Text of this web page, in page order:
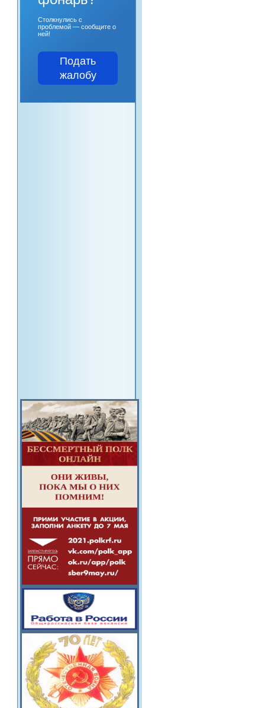
Столкнулись с
проблемой — сообщите о
ней!
Подать
жалобу